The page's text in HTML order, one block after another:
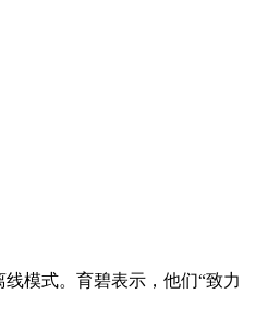
模式。育碧表示，他们“致力